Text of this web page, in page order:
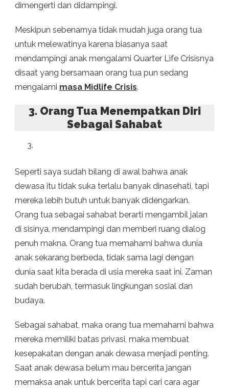
dimengerti dan didampingi.
Meskipun sebenarnya tidak mudah juga orang tua
untuk melewatinya karena biasanya saat
mendampingi anak mengalami Quarter Life Crisisnya
disaat yang bersamaan orang tua pun sedang
mengalami masa Midlife Crisis.
3. Orang Tua Menempatkan Diri
Sebagai Sahabat
Seperti saya sudah bilang di awal bahwa anak
dewasa itu tidak suka terlalu banyak dinasehati, tapi
mereka lebih butuh untuk banyak didengarkan.
Orang tua sebagai sahabat berarti mengambil jalan
di sisinya, mendampingi dan memberi ruang dialog
penuh makna. Orang tua memahami bahwa dunia
anak sekarang berbeda, tidak sama lagi dengan
dunia saat kita berada di usia mereka saat ini. Zaman
sudah berubah, termasuk lingkungan sosial dan
budaya.
Sebagai sahabat, maka orang tua memahami bahwa
mereka memiliki batas privasi, maka membuat
kesepakatan dengan anak dewasa menjadi penting.
Saat anak dewasa belum mau bercerita jangan
memaksa anak untuk bercerita tapi cari cara agar